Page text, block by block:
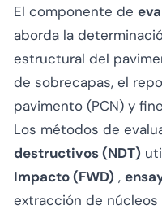
El componente de
aborda la
estructural del
de sobrecapas, el
pavimento (PCN) y
Los métodos de
destructivos (NDT)
Impacto (FWD) ,
extracción de núcleos